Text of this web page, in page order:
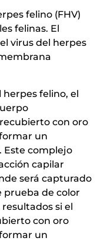
felino (FHV)
felinas. El
virus del herpes
felino, el
con oro
un
complejo
capilar
será capturado
prueba de color
si el
con oro
un